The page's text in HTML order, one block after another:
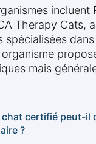
incluent
Therapy Cats,
spécialisées
mais
certifié peut-il
?